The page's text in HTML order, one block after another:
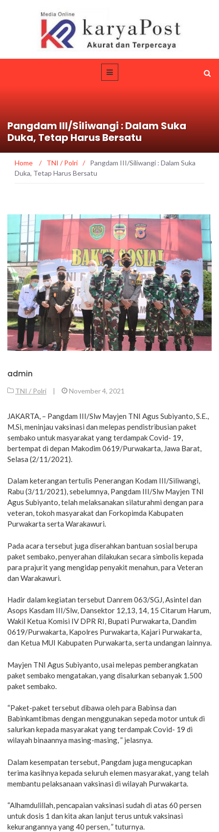
Pangdam III/Siliwangi : Dalam Suka
Duka, Tetap Harus Bersatu
Home / TNI / Polri /
Pangdam III/Siliwangi : Dalam Suka
Duka, Tetap Harus Bersatu
admin
TNI / Polri | November 4, 2021
JAKARTA, – Pangdam III/Slw Mayjen TNI Agus Subiyanto, S.E.,
M.Si, meninjau vaksinasi dan melepas pendistribusian paket
sembako untuk masyarakat yang terdampak Covid- 19,
bertempat di depan Makodim 0619/Purwakarta, Jawa Barat,
Selasa (2/11/2021).
Dalam keterangan tertulis Penerangan Kodam III/Siliwangi,
Rabu (3/11/2021), sebelumnya, Pangdam III/Slw Mayjen TNI
Agus Subiyanto, telah melaksanakan silaturahmi dengan para
veteran, tokoh masyarakat dan Forkopimda Kabupaten
Purwakarta serta Warakawuri.
Pada acara tersebut juga diserahkan bantuan sosial berupa
paket sembako, penyerahan dilakukan secara simbolis kepada
para prajurit yang mengidap penyakit menahun, para Veteran
dan Warakawuri.
Hadir dalam kegiatan tersebut Danrem 063/SGJ, Asintel dan
Asops Kasdam III/Slw, Dansektor 12,13, 14, 15 Citarum Harum,
Wakil Ketua Komisi IV DPR RI, Bupati Purwakarta, Dandim
0619/Purwakarta, Kapolres Purwakarta, Kajari Purwakarta,
dan Ketua MUI Kabupaten Purwakarta, serta undangan lainnya.
Mayjen TNI Agus Subiyanto, usai melepas pemberangkatan
paket sembako mengatakan, yang disalurkan sebanyak 1.500
paket sembako.
“Paket-paket tersebut dibawa oleh para Babinsa dan
Babinkamtibmas dengan menggunakan sepeda motor untuk di
salurkan kepada masyarakat yang terdampak Covid- 19 di
wilayah binaannya masing-masing, ” jelasnya.
Dalam kesempatan tersebut, Pangdam juga mengucapkan
terima kasihnya kepada seluruh elemen masyarakat, yang telah
membantu pelaksanaan vaksinasi di wilayah Purwakarta.
“Alhamdulillah, pencapaian vaksinasi sudah di atas 60 persen
untuk dosis 1 dan kita akan lanjut terus untuk vaksinasi
kekurangannya yang 40 persen, ” tuturnya.